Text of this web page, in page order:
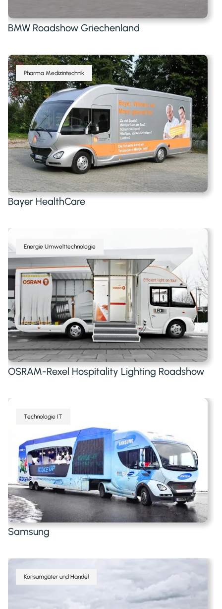
BMW Roadshow Griechenland
Bayer HealthCare
Pharma Medizintechnik
OSRAM-Rexel Hospitality Lighting Roadshow
Energie Umwelttechnologie
Samsung
Technologie IT
Konsumgüter und Handel